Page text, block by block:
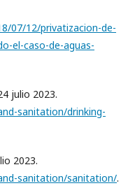
07/12/privatizacion-de-
el-caso-de-aguas-
julio 2023.
sanitation/drinking-
2023.
sanitation/sanitation/.